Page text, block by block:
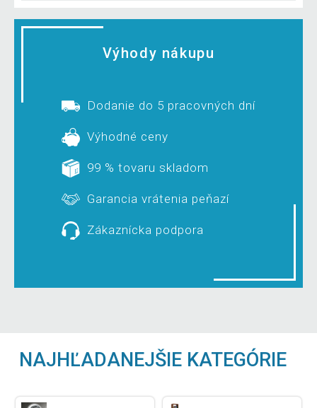
Výhody nákupu
Dodanie do 5 pracovných dní
Výhodné ceny
99 % tovaru skladom
Garancia vrátenia peňazí
Zákaznícka podpora
NAJHĽADANEJŠIE KATEGÓRIE